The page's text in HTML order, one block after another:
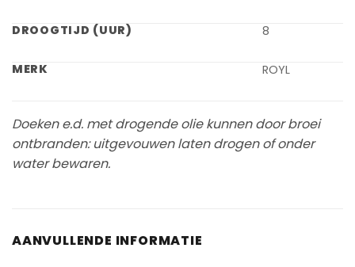
DROOGTIJD (UUR) 8
MERK ROYL
Doeken e.d. met drogende olie kunnen door broei
ontbranden: uitgevouwen laten drogen of onder
water bewaren.
AANVULLENDE INFORMATIE